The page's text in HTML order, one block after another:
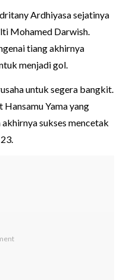
Ardhiyasa sejatinya
Mohamed Darwish.
tiang akhirnya
menjadi gol.
untuk segera bangkit.
Hansamu Yama yang
sukses mencetak